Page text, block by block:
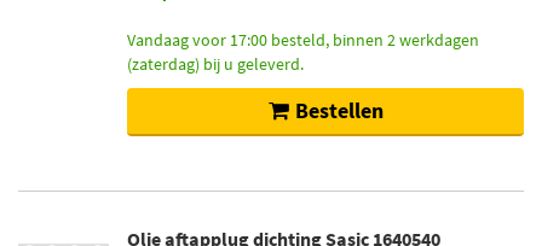
Vandaag voor 17:00 besteld, binnen 2 werkdagen
(zaterdag) bij u geleverd.
Bestellen
Olie aftapplug dichting Sasic 1640540